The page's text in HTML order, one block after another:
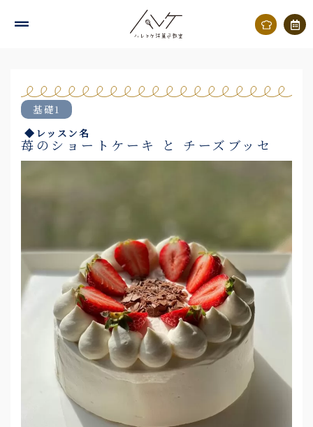
基礎1
◆レッスン名
苺のショートケーキ と チーズブッセ